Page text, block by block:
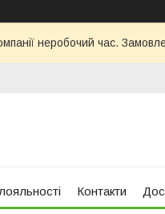
неробочий час.
Контакти